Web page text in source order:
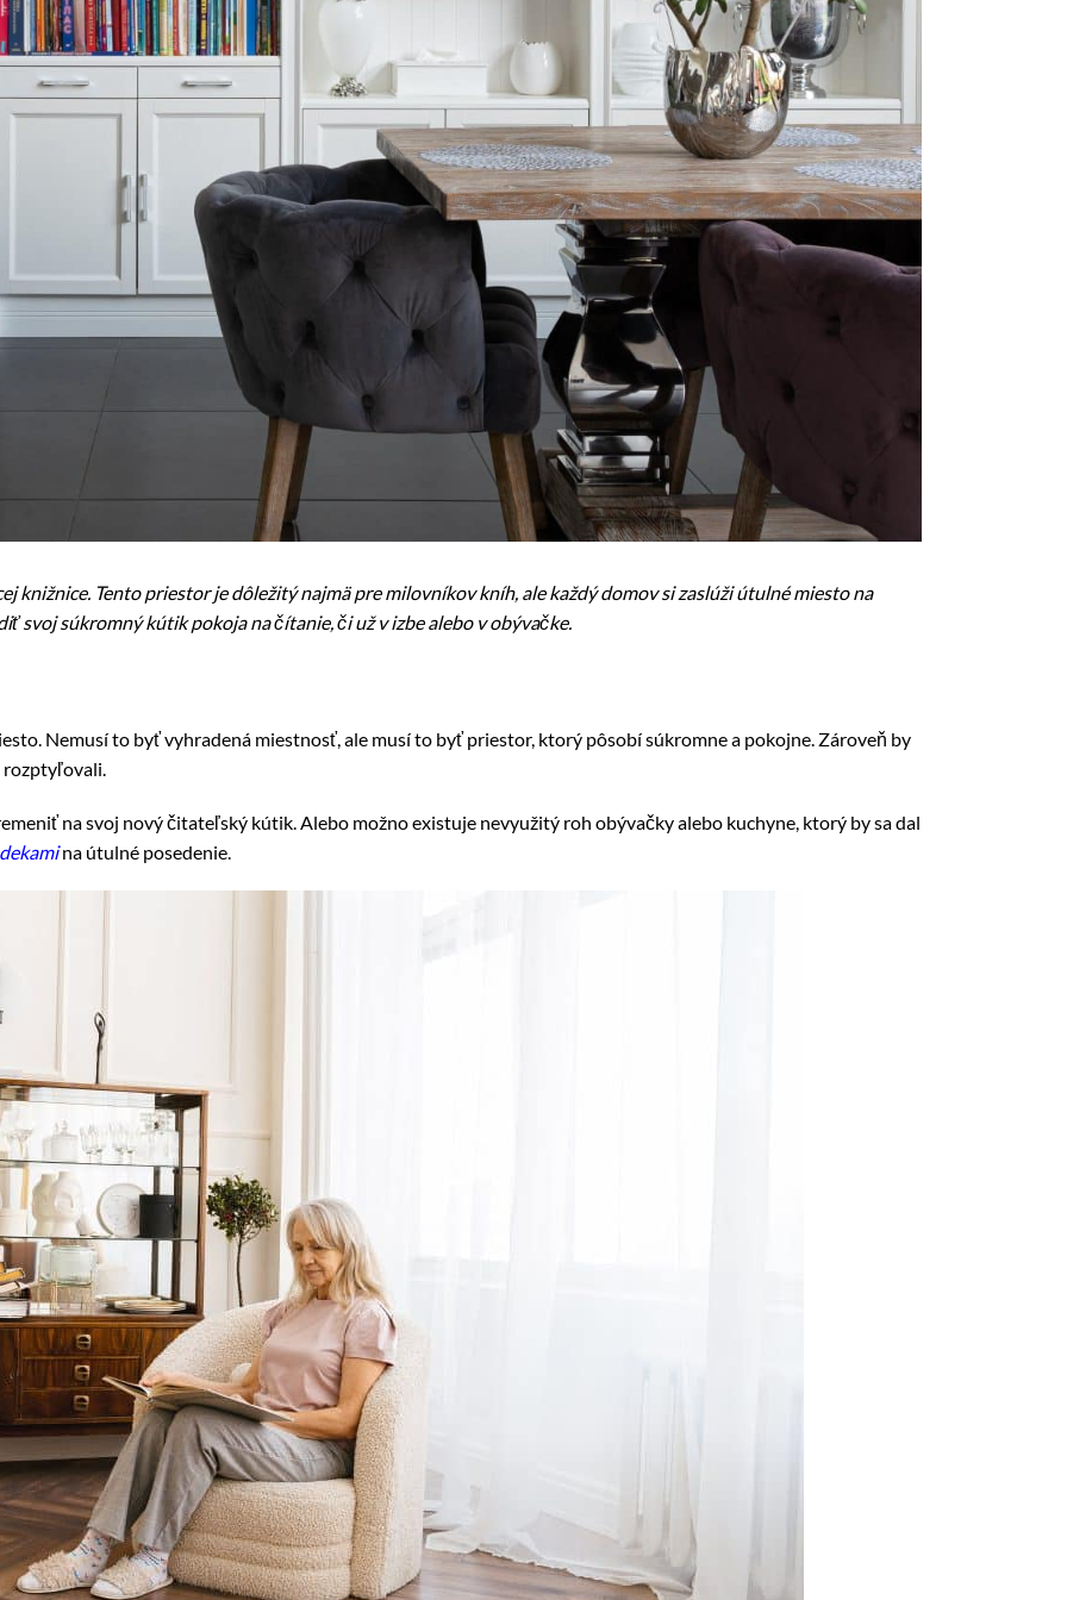
Tento priestor je dôležitý najmä pre milovníkov kníh, ale každý domov si zaslúži útulné miesto na
svoj súkromný kútik pokoja na čítanie, či už v izbe alebo v obývačke.
Nemusí to byť vyhradená miestnosť, ale musí to byť priestor, ktorý pôsobí súkromne a pokojne. Zároveň by
rozptyľovali.
na svoj nový čitateľský kútik. Alebo možno existuje nevyužitý roh obývačky alebo kuchyne, ktorý by sa dal
dekamina útulné posedenie.